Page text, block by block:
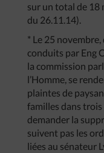
sur un total de 18
du 26.11.14).
* Le 25
conduits par Eng
la commission
l’Homme, se
plaintes de
familles dans
demander la
suivent pas les
liées au sénateur